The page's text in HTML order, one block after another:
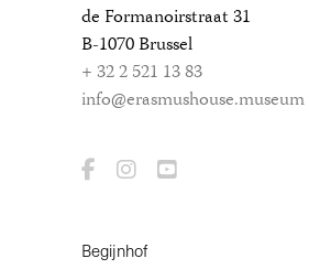
de Formanoirstraat 31
B-1070 Brussel
+ 32 2 521 13 83
info@erasmushouse.museum
Begijnhof